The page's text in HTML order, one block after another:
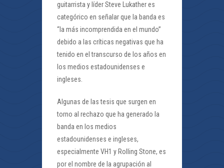
guitarrista y líder Steve Lukather es
categórico en señalar que la banda es
“la más incomprendida en el mundo”
debido a las críticas negativas que ha
tenido en el transcurso de los años en
los medios estadounidenses e
ingleses.
Algunas de las tesis que surgen en
torno al rechazo que ha generado la
banda en los medios
estadounidenses e ingleses,
especialmente VH1 y Rolling Stone, es
por el nombre de la agrupación al